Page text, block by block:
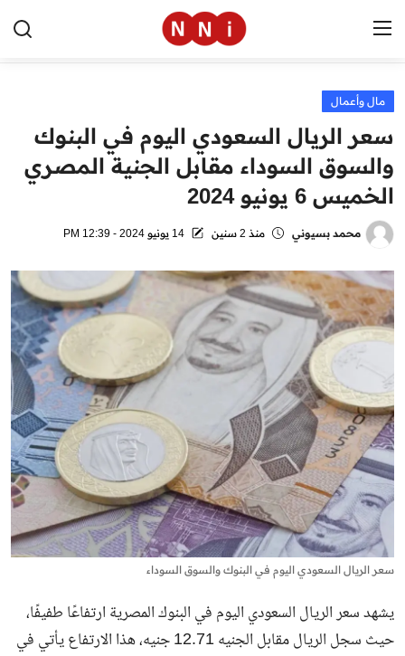
الرئيسية
اخبار مصر
العالم
الرياضة
مال وأعمال
تقنية
منوعات
مال وأعمال
سعر الريال السعودي اليوم في البنوك
والسوق السوداء مقابل الجنية المصري
الخميس 6 يونيو 2024
محمد بسيوني منذ 2 سنين 14 يونيو 2024 - 12:39 PM
سعر الريال السعودي اليوم في البنوك والسوق السوداء
يشهد سعر الريال السعودي اليوم في البنوك المصرية ارتفاعًا طفيفًا،
حيث سجل الريال مقابل الجنيه 12.71 جنيه، هذا الارتفاع يأتي في